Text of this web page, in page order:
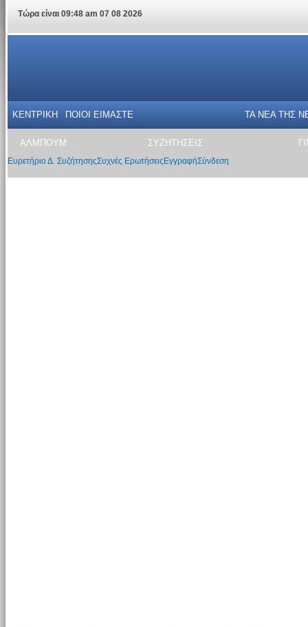
Τώρα είναι 09:48 am 07 08 2026
ΚΕΝΤΡΙΚΗ ΠΟΙΟΙ ΕΙΜΑΣΤΕ ΤΑ ΝΕΑ THΣ
ΑΛΜΠΟΥΜ ΣΥΖΗΤΗΣΕΙΣ
Ευρετήριο Δ. ΣυζήτησηςΣυχνές Ερωτήσεις ΕγγραφήΣύνδεση